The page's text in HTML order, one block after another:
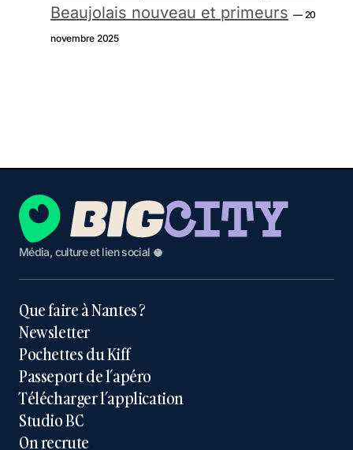
Beaujolais nouveau et primeurs — 20
novembre 2025
Média, culture et lien social 🥥
Que faire à Nantes ?
Newsletter
Pochettes du Kiff
Passeport de l’apéro
Télécharger l’application
Studio BC
On recrute